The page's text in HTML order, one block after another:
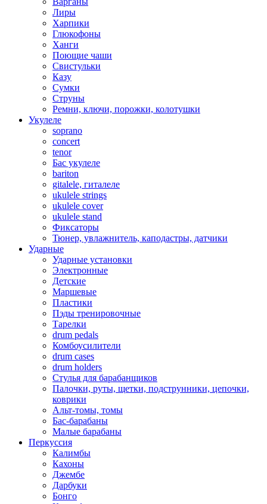
Лиры
Харпики
Глюкофоны
Ханги
Поющие чаши
Свистульки
Казу
Сумки
Струны
Ремни, ключи, порожки, колотушки
Укулеле
soprano
concert
tenor
Бас укулеле
bariton
gitalele, гиталеле
ukulele strings
ukulele cover
ukulele stand
Фиксаторы
Тюнер, увлажнитель, каподастры, датчики
Ударные
Ударные установки
Электронные
Детские
Маршевые
Пластики
Пэды тренировочные
Тарелки
drum pedals
Комбоусилители
drum cases
drum holders
Стулья для барабанщиков
Палочки, руты, щетки, подструнники, цепочки,
коврики
Альт-томы, томы
Бас-барабаны
Малые барабаны
Перкуссия
Калимбы
Кахоны
Джембе
Дарбуки
Бонго